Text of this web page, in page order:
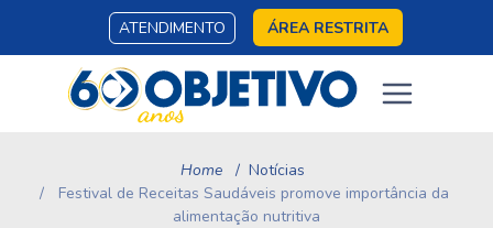
ATENDIMENTO ÁREA RESTRITA
Home
Notícias
Festival de Receitas Saudáveis promove importância da
alimentação nutritiva